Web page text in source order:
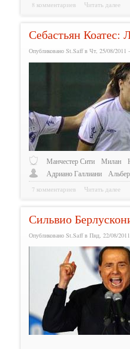
8 комментариев Читать далее
Себастьян Коатес:
Опубликовано St.Saff в Чт, 25/08/2011
Манчестер Сити Милан
Адриано Галлиани
7 комментариев Читать далее
Сильвио
Опубликовано St.Saff в Пнд, 22/08/